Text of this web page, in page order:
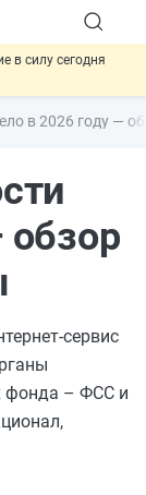
в силу сегодня
лоты
заменить
в 2026 году —
сервис
фонда – ФСС и